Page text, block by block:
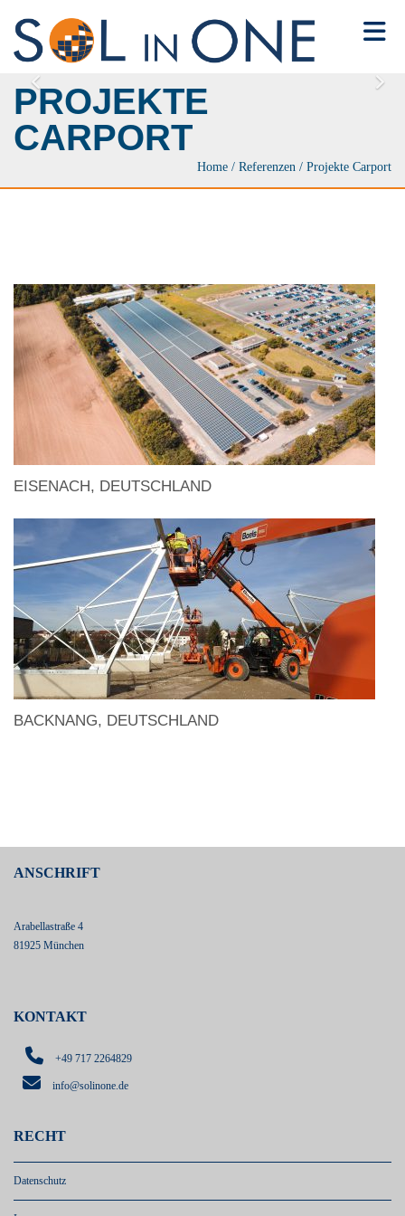
Toggle
PROJEKTE
CARPORT
Home / Referenzen / Projekte Carport
EISENACH, DEUTSCHLAND
BACKNANG, DEUTSCHLAND
ANSCHRIFT
Arabellastraße 4
81925 München
KONTAKT
+49 717 2264829
info@solinone.de
RECHT
Datenschutz